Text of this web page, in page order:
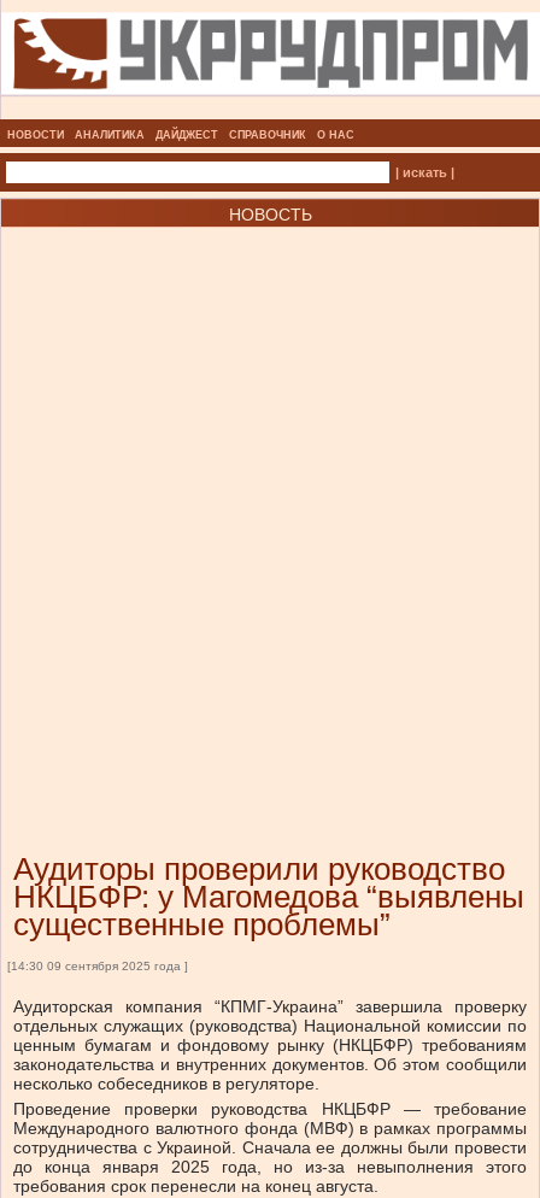
НОВОСТИ АНАЛИТИКА ДАЙДЖЕСТ СПРАВОЧНИК О НАС
| искать |
НОВОСТЬ
Аудиторы проверили руководство
НКЦБФР: у Магомедова “выявлены
существенные проблемы”
[14:30 09 сентября 2025 года ]
Аудиторская компания “КПМГ-Украина” завершила проверку
отдельных служащих (руководства) Национальной комиссии по
ценным бумагам и фондовому рынку (НКЦБФР) требованиям
законодательства и внутренних документов. Об этом сообщили
несколько собеседников в регуляторе.
Проведение проверки руководства НКЦБФР — требование
Международного валютного фонда (МВФ) в рамках программы
сотрудничества с Украиной. Сначала ее должны были провести
до конца января 2025 года, но из-за
невыполнения
этого
требования срок перенесли на конец августа.